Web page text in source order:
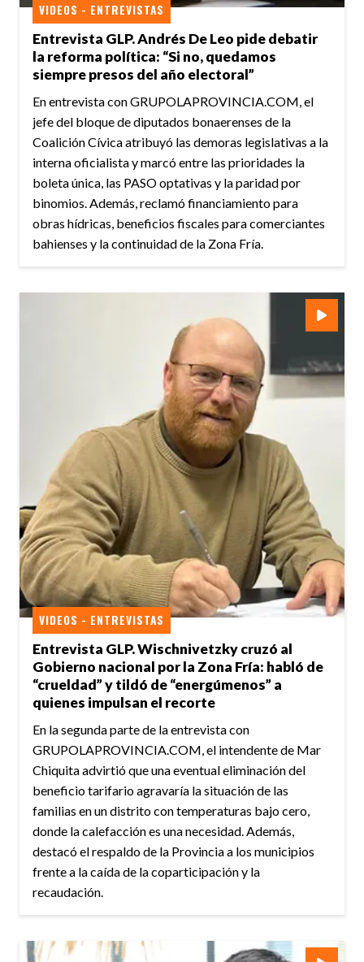
Entrevista GLP. Andrés De Leo pide debatir
la reforma política: “Si no, quedamos
siempre presos del año electoral”
VIDEOS - ENTREVISTAS
En entrevista con GRUPOLAPROVINCIA.COM, el
jefe del bloque de diputados bonaerenses de la
Coalición Cívica atribuyó las demoras legislativas a la
interna oficialista y marcó entre las prioridades la
boleta única, las PASO optativas y la paridad por
binomios. Además, reclamó financiamiento para
obras hídricas, beneficios fiscales para comerciantes
bahienses y la continuidad de la Zona Fría.
Entrevista GLP. Wischnivetzky cruzó al
Gobierno nacional por la Zona Fría: habló de
“crueldad” y tildó de “energúmenos” a
quienes impulsan el recorte
VIDEOS - ENTREVISTAS
En la segunda parte de la entrevista con
GRUPOLAPROVINCIA.COM, el intendente de Mar
Chiquita advirtió que una eventual eliminación del
beneficio tarifario agravaría la situación de las
familias en un distrito con temperaturas bajo cero,
donde la calefacción es una necesidad. Además,
destacó el respaldo de la Provincia a los municipios
frente a la caída de la coparticipación y la
recaudación.